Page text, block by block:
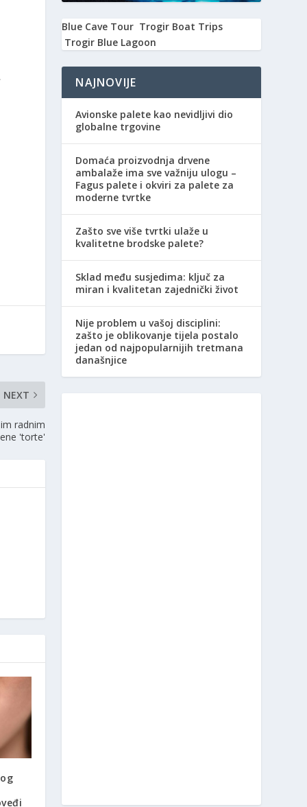
NEXT
radnim
'torte'
Blue Cave Tour Trogir Boat Trips
Trogir Blue Lagoon
NAJNOVIJE
Avionske palete kao nevidljivi dio
globalne trgovine
Domaća proizvodnja drvene
ambalaže ima sve važniju ulogu –
Fagus palete i okviri za palete za
moderne tvrtke
Zašto sve više tvrtki ulaže u
kvalitetne brodske palete?
Sklad među susjedima: ključ za
miran i kvalitetan zajednički život
Nije problem u vašoj disciplini:
zašto je oblikovanje tijela postalo
jedan od najpopularnijih tretmana
današnjice